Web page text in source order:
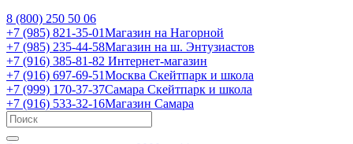
8 (800) 250 50 06
+7 (985) 821-35-01Магазин на Нагорной
+7 (985) 235-44-58Магазин на ш. Энтузиастов
+7 (916) 385-81-82 Интернет-магазин
+7 (916) 697-69-51Москва Скейтпарк и школа
+7 (999) 170-37-37Самара Скейтпарк и школа
+7 (916) 533-32-16Магазин Самара